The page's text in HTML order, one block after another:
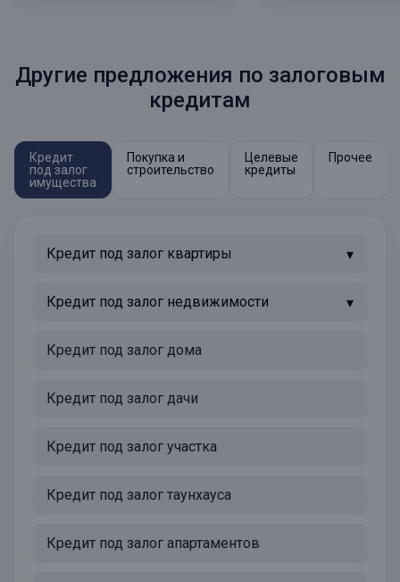
Другие предложения по залоговым
кредитам
Кредит
под залог
имущества
Покупка и
строительство
Целевые
кредиты
Прочее
Кредит под залог квартиры
Кредит под залог недвижимости
Кредит под залог дома
Кредит под залог дачи
Кредит под залог участка
Кредит под залог таунхауса
Кредит под залог апартаментов